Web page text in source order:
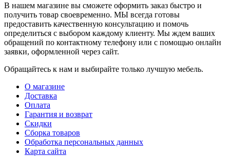
В нашем магазине вы сможете оформить заказ быстро и
получить товар своевременно. МЫ всегда готовы
предоставить качественную консультацию и помочь
определиться с выбором каждому клиенту. Мы ждем ваших
обращений по контактному телефону или с помощью онлайн
заявки, оформленной через сайт.
Обращайтесь к нам и выбирайте только лучшую мебель.
О магазине
Доставка
Оплата
Гарантия и возврат
Скидки
Сборка товаров
Обработка персональных данных
Карта сайта